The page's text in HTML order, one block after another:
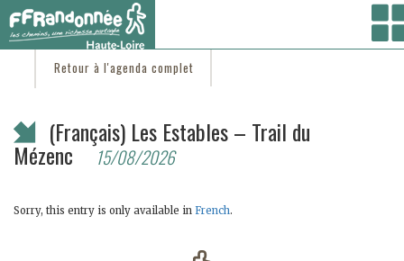
Vous êtes ici :Accueil/C'est d'actu
Retour à l'agenda complet
(Français) Les Estables – Trail du
Mézenc 15/08/2026
Sorry, this entry is only available in French.